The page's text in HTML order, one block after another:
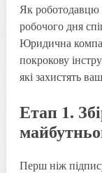
Як роботодавцю
робочого дня
Юридична
покрокову
які захистять
Етап 1.
Перш ніж